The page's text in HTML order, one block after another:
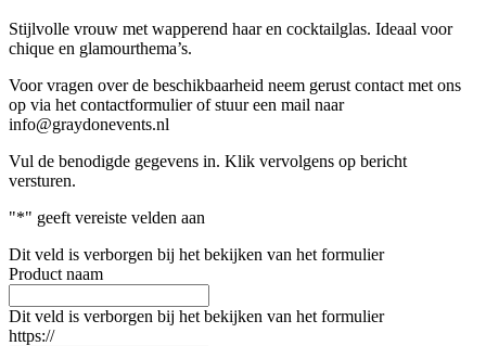
Stijlvolle vrouw met wapperend haar en cocktailglas. Ideaal voor
chique en glamourthema’s.
Voor vragen over de beschikbaarheid neem gerust contact met ons
op via het contactformulier of stuur een mail naar
info@graydonevents.nl
Vul de benodigde gegevens in. Klik vervolgens op bericht
versturen.
"*" geeft vereiste velden aan
Dit veld is verborgen bij het bekijken van het formulier
Product naam
Dit veld is verborgen bij het bekijken van het formulier
https://